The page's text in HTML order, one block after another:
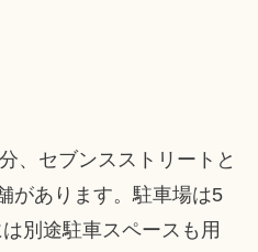
、セブンスストリートと
があります。駐車場は5
別途駐車スペースも用